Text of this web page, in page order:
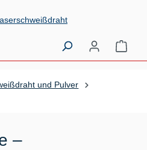
und Pulver
–